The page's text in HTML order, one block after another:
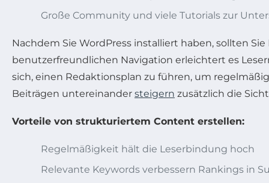
Große Community und viele Tutorials zur
Nachdem Sie WordPress installiert haben, sollten
benutzerfreundlichen Navigation erleichtert es
sich, einen Redaktionsplan zu führen, um
Beiträgen untereinander steigern zusätzlich die
Vorteile von strukturiertem Content erstellen:
Regelmäßigkeit hält die Leserbindung hoch
Relevante Keywords verbessern Rankings in